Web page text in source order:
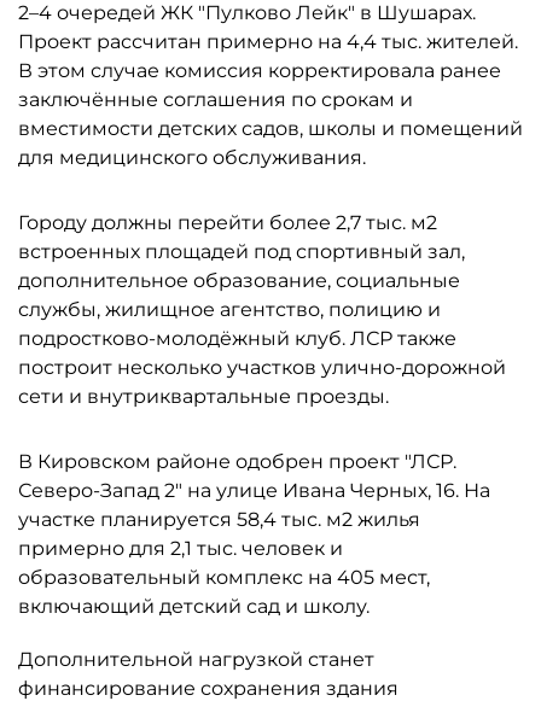
2–4 очередей ЖК "Пулково Лейк" в Шушарах.
Проект рассчитан примерно на 4,4 тыс. жителей.
В этом случае комиссия корректировала ранее
заключённые соглашения по срокам и
вместимости детских садов, школы и помещений
для медицинского обслуживания.
Городу должны перейти более 2,7 тыс. м2
встроенных площадей под спортивный зал,
дополнительное образование, социальные
службы, жилищное агентство, полицию и
подростково-молодёжный клуб. ЛСР также
построит несколько участков улично-дорожной
сети и внутриквартальные проезды.
В Кировском районе одобрен проект "ЛСР.
Северо-Запад 2" на улице Ивана Черных, 16. На
участке планируется 58,4 тыс. м2 жилья
примерно для 2,1 тыс. человек и
образовательный комплекс на 405 мест,
включающий детский сад и школу.
Дополнительной нагрузкой станет
финансирование сохранения здания